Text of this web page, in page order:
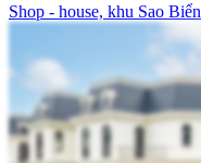
Shop - house, khu Sao Biển